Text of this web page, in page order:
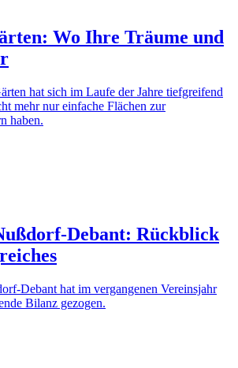
Wo Ihre Träume und
hat sich im Laufe der Jahre tiefgreifend
mehr nur einfache Flächen zur
haben.
Debant: Rückblick
Debant hat im vergangenen Vereinsjahr
Bilanz gezogen.